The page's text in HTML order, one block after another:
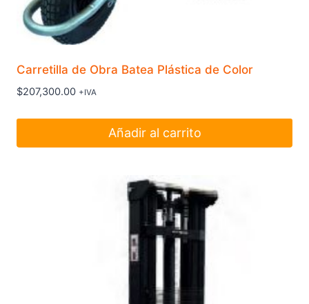
Carretilla de Obra Batea Plástica de Color
$207,300.00 +IVA
Añadir al carrito